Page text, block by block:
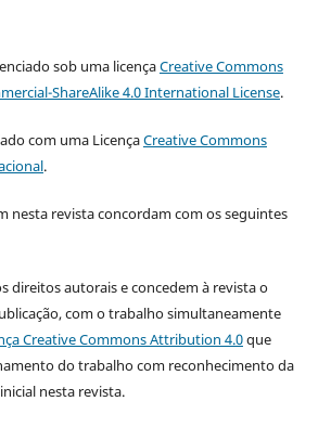
sob uma licençaCreative Commons
ShareAlike 4.0 International License.
com uma LicençaCreative Commons
.
nesta revista concordam com os seguintes
direitos autorais e concedem à revista o
com o trabalho simultaneamente
Creative Commons Attribution 4.0que
do trabalho com reconhecimento da
nesta revista.